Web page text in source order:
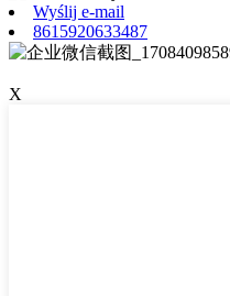
Wyślij e-mail
8615920633487
X